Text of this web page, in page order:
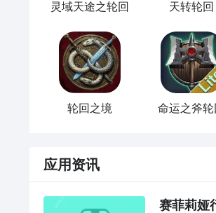
灵域天途之轮回 天转轮回
轮回之境 命运之斧轮
应用资讯
赛菲莉娅